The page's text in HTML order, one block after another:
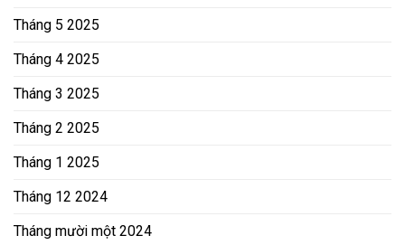
Tháng 5 2025
Tháng 4 2025
Tháng 3 2025
Tháng 2 2025
Tháng 1 2025
Tháng 12 2024
Tháng mười một 2024